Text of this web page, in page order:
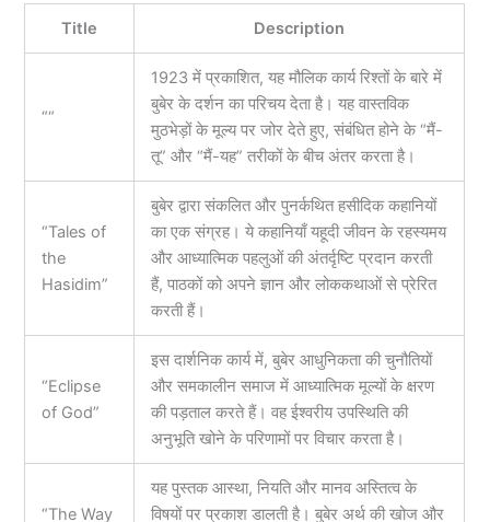
Title Description
““
1923 में प्रकाशित, यह मौलिक कार्य रिश्तों के बारे में
बुबेर के दर्शन का परिचय देता है। यह वास्तविक
मुठभेड़ों के मूल्य पर जोर देते हुए, संबंधित होने के “मैं-
तू” और “मैं-यह” तरीकों के बीच अंतर करता है।
“Tales of
the
Hasidim”
बुबेर द्वारा संकलित और पुनर्कथित हसीदिक कहानियों
का एक संग्रह। ये कहानियाँ यहूदी जीवन के रहस्यमय
और आध्यात्मिक पहलुओं की अंतर्दृष्टि प्रदान करती
हैं, पाठकों को अपने ज्ञान और लोककथाओं से प्रेरित
करती हैं।
“Eclipse
of God”
इस दार्शनिक कार्य में, बुबेर आधुनिकता की चुनौतियों
और समकालीन समाज में आध्यात्मिक मूल्यों के क्षरण
की पड़ताल करते हैं। वह ईश्वरीय उपस्थिति की
अनुभूति खोने के परिणामों पर विचार करता है।
“The Way
यह पुस्तक आस्था, नियति और मानव अस्तित्व के
विषयों पर प्रकाश डालती है। बुबेर अर्थ की खोज और